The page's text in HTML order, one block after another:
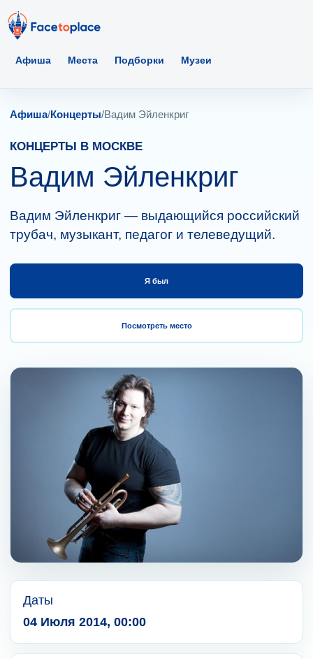
Афиша Места Подборки Музеи
Афиша/Концерты/Вадим Эйленкриг
КОНЦЕРТЫ В МОСКВЕ
Вадим Эйленкриг
Вадим Эйленкриг — выдающийся российский
трубач, музыкант, педагог и телеведущий.
Я был
Посмотреть место
Даты
04 Июля 2014, 00:00